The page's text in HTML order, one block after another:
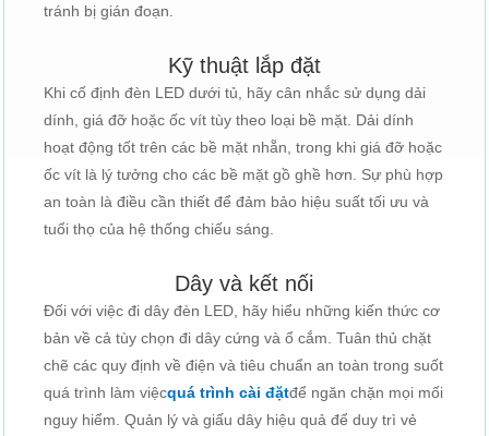
tránh bị gián đoạn.
Kỹ thuật lắp đặt
Khi cố định đèn LED dưới tủ, hãy cân nhắc sử dụng dải
dính, giá đỡ hoặc ốc vít tùy theo loại bề mặt. Dải dính
hoạt động tốt trên các bề mặt nhẵn, trong khi giá đỡ hoặc
ốc vít là lý tưởng cho các bề mặt gồ ghề hơn. Sự phù hợp
an toàn là điều cần thiết để đảm bảo hiệu suất tối ưu và
tuổi thọ của hệ thống chiếu sáng.
Dây và kết nối
Đối với việc đi dây đèn LED, hãy hiểu những kiến ​​thức cơ
bản về cả tùy chọn đi dây cứng và ổ cắm. Tuân thủ chặt
chẽ các quy định về điện và tiêu chuẩn an toàn trong suốt
quá trình làm việcquá trình cài đặtđể ngăn chặn mọi mối
nguy hiểm. Quản lý và giấu dây hiệu quả để duy trì vẻ